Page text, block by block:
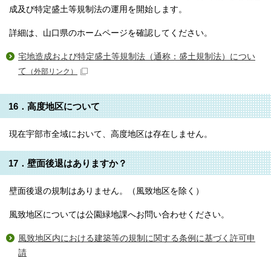
成及び特定盛土等規制法の運用を開始します。
詳細は、山口県のホームページを確認してください。
宅地造成および特定盛土等規制法（通称：盛土規制法）につい
て （外部リンク）
16．高度地区について
現在宇部市全域において、高度地区は存在しません。
17．壁面後退はありますか？
壁面後退の規制はありません。（風致地区を除く）
風致地区については公園緑地課へお問い合わせください。
風致地区内における建築等の規制に関する条例に基づく許可申
請